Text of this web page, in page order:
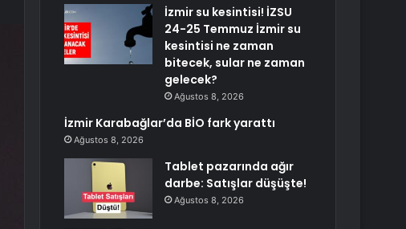
İzmir su kesintisi! İZSU
24-25 Temmuz İzmir su
kesintisi ne zaman
bitecek, sular ne zaman
gelecek?
Ağustos 8, 2026
İzmir Karabağlar’da BİO fark yarattı
Ağustos 8, 2026
Tablet pazarında ağır
darbe: Satışlar düşüşte!
Ağustos 8, 2026